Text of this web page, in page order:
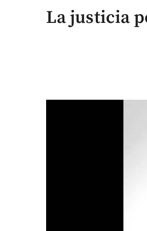
La justicia